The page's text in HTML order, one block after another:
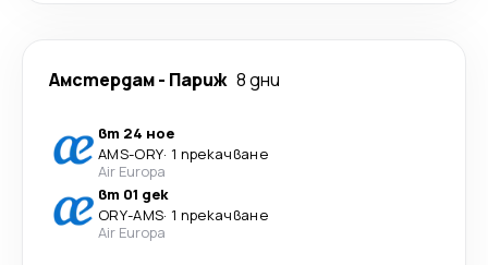
Амстердам- Париж 8 дни
вт 24 ное
AMS-ORY· 1 прекачване
Air Europa
вт 01 дек
ORY-AMS· 1 прекачване
Air Europa